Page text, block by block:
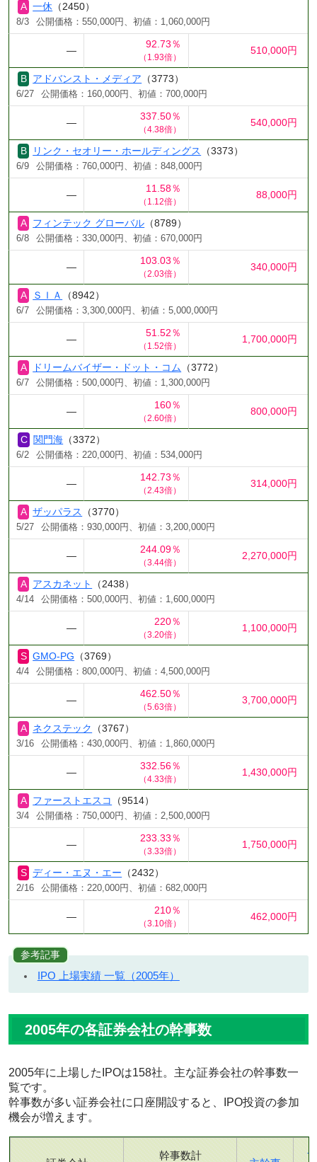
一休 （2450）
8/3 公開価格：550,000円、初値：1,060,000円
―
92.73％
（1.93倍）
510,000円
アドバンスト・メディア （3773）
6/27 公開価格：160,000円、初値：700,000円
―
337.50％
（4.38倍）
540,000円
リンク・セオリー・ホールディングス （3373）
6/9 公開価格：760,000円、初値：848,000円
―
11.58％
（1.12倍）
88,000円
フィンテック グローバル （8789）
6/8 公開価格：330,000円、初値：670,000円
―
103.03％
（2.03倍）
340,000円
ＳＩＡ （8942）
6/7 公開価格：3,300,000円、初値：5,000,000円
―
51.52％
（1.52倍）
1,700,000円
ドリームバイザー・ドット・コム （3772）
6/7 公開価格：500,000円、初値：1,300,000円
―
160％
（2.60倍）
800,000円
関門海 （3372）
6/2 公開価格：220,000円、初値：534,000円
―
142.73％
（2.43倍）
314,000円
ザッパラス （3770）
5/27 公開価格：930,000円、初値：3,200,000円
―
244.09％
（3.44倍）
2,270,000円
アスカネット （2438）
4/14 公開価格：500,000円、初値：1,600,000円
―
220％
（3.20倍）
1,100,000円
GMO-PG （3769）
4/4 公開価格：800,000円、初値：4,500,000円
―
462.50％
（5.63倍）
3,700,000円
ネクステック （3767）
3/16 公開価格：430,000円、初値：1,860,000円
―
332.56％
（4.33倍）
1,430,000円
ファーストエスコ （9514）
3/4 公開価格：750,000円、初値：2,500,000円
―
233.33％
（3.33倍）
1,750,000円
ディー・エヌ・エー （2432）
2/16 公開価格：220,000円、初値：682,000円
―
210％
（3.10倍）
462,000円
参考記事
IPO 上場実績 一覧（2005年）
2005年の各証券会社の幹事数
2005年に上場したIPOは158社。主な証券会社の幹事数一
覧です。
幹事数が多い証券会社に口座開設すると、IPO投資の参加
機会が増えます。
幹事数計